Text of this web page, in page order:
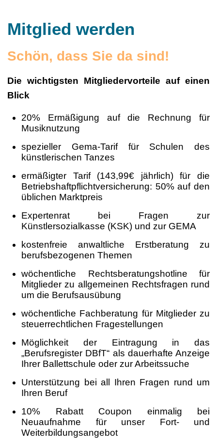
Mitglied werden
Schön, dass Sie da sind!
Die wichtigsten Mitgliedervorteile auf einen
Blick
20% Ermäßigung auf die Rechnung für
Musiknutzung
spezieller Gema-Tarif für Schulen des
künstlerischen Tanzes
ermäßigter Tarif (143,99€ jährlich) für die
Betriebshaftpflichtversicherung: 50% auf den
üblichen Marktpreis
Expertenrat bei Fragen zur
Künstlersozialkasse (KSK) und zur GEMA
kostenfreie anwaltliche Erstberatung zu
berufsbezogenen Themen
wöchentliche Rechtsberatungshotline für
Mitglieder zu allgemeinen Rechtsfragen rund
um die Berufsausübung
wöchentliche Fachberatung für Mitglieder zu
steuerrechtlichen Fragestellungen
Möglichkeit der Eintragung in das
„Berufsregister DBfT“ als dauerhafte Anzeige
Ihrer Ballettschule oder zur Arbeitssuche
Unterstützung bei all Ihren Fragen rund um
Ihren Beruf
10% Rabatt Coupon einmalig bei
Neuaufnahme für unser Fort- und
Weiterbildungsangebot